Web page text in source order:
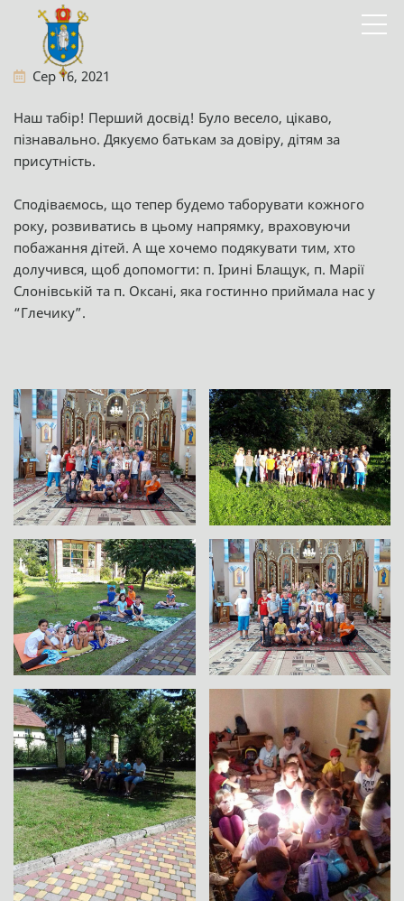
Сер 16, 2021
Наш табір! Перший досвід! Було весело, цікаво,
пізнавально. Дякуємо батькам за довіру, дітям за
присутність.
Сподіваємось, що тепер будемо таборувати кожного
року, розвиватись в цьому напрямку, враховуючи
побажання дітей. А ще хочемо подякувати тим, хто
долучився, щоб допомогти: п. Ірині Блащук, п. Марії
Слонівській та п. Оксані, яка гостинно приймала нас у
“Глечику”.